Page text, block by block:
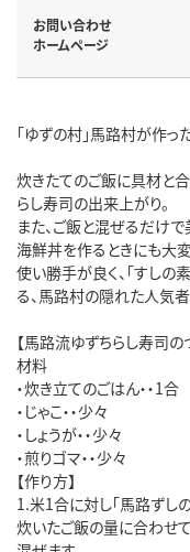
お問い合わせ
ホームページ
「ゆずの村」馬路村が作っ
炊きたてのご飯に具材と
らし寿司の出来上がり。
また、ご飯と混ぜるだけ
海鮮丼を作るときにも大変
使い勝手が良く、「すし
る、馬路村の隠れた人気者
【馬路流ゆずちらし寿司の
材料
・炊き立てのごはん・・1合
・じゃこ・・少々
・しょうが・・少々
・煎りゴマ・・少々
【作り方】
1.米1合に対し「馬路ずし
炊いたご飯の量に合わせ